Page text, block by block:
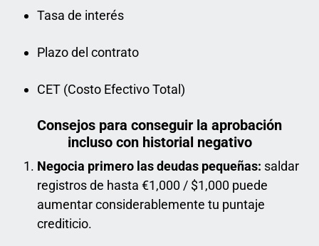
Tasa de interés
Plazo del contrato
CET (Costo Efectivo Total)
Consejos para conseguir la aprobación
incluso con historial negativo
Negocia primero las deudas pequeñas: saldar
registros de hasta €1,000 / $1,000 puede
aumentar considerablemente tu puntaje
crediticio.